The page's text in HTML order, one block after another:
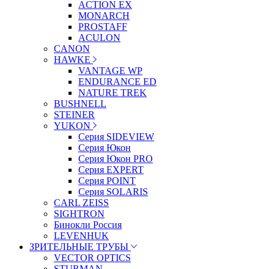
ACTION EX
MONARCH
PROSTAFF
ACULON
CANON
HAWKE
VANTAGE WP
ENDURANCE ED
NATURE TREK
BUSHNELL
STEINER
YUKON
Серия SIDEVIEW
Серия Юкон
Серия Юкон PRO
Серия EXPERT
Серия POINT
Серия SOLARIS
CARL ZEISS
SIGHTRON
Бинокли Россия
LEVENHUK
ЗРИТЕЛЬНЫЕ ТРУБЫ
VECTOR OPTICS